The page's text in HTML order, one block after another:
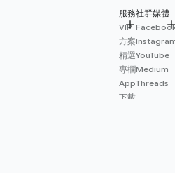
服務
VIP
方案
精選
專欄
App
下載
社群媒體
YouTube
Medium
Threads